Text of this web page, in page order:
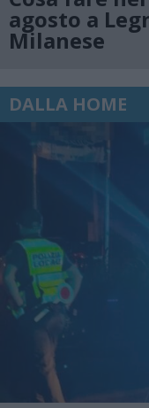
agosto a
Milanese
DALLA HOME